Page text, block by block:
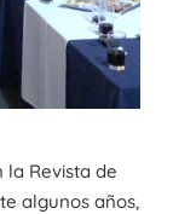
la Revista de
algunos años,